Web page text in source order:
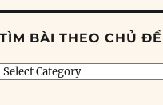
TÌM BÀI THEO CHỦ ĐỀ
Tìm